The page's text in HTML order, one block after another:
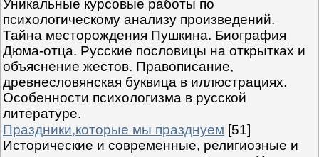
Уникальные курсовые работы по
психологическому анализу произведений.
Тайна месторождения Пушкина. Биография
Дюма-отца. Русские пословицы на открытках и
объяснение жестов. Правописание,
древнесловянская буквица в иллюстрациях.
Особенности психологизма в русской
литературе.
Праздники,которые мы празднуем [51]
Исторические и современные, религиозные и